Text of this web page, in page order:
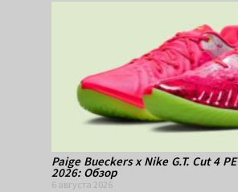
Paige Bueckers x Nike G.T. Cut 4
2026: Обзор
6 августа 2026